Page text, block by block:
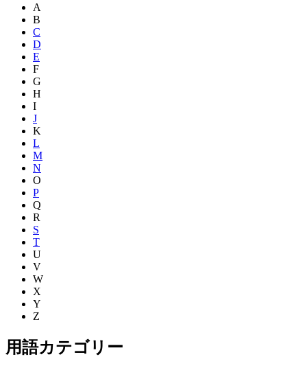
A
B
C
D
E
F
G
H
I
J
K
L
M
N
O
P
Q
R
S
T
U
V
W
X
Y
Z
用語カテゴリー